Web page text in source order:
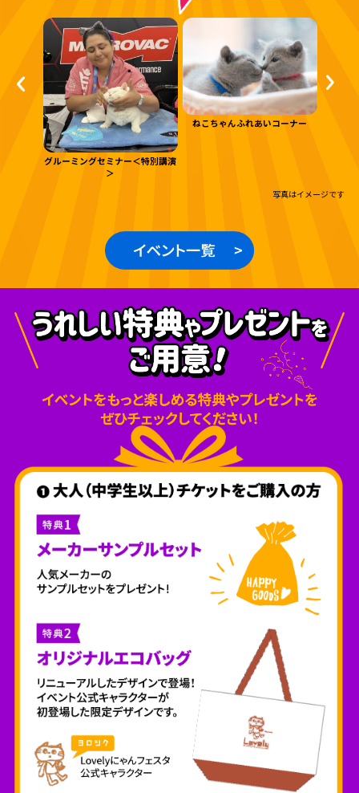
グルーミングセミナー＜特別講演
＞
ねこちゃんふれあいコーナー
写真はイメージです